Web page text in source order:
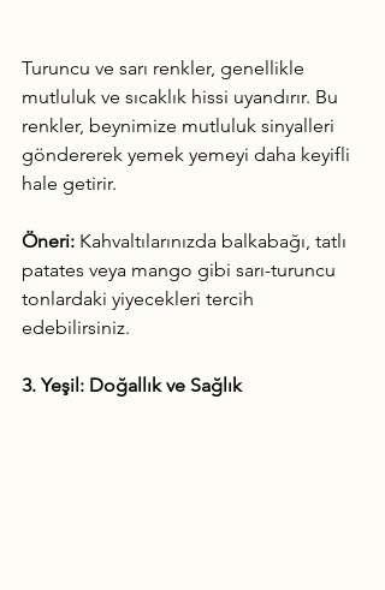
Turuncu ve sarı renkler, genellikle
mutluluk ve sıcaklık hissi uyandırır. Bu
renkler, beynimize mutluluk sinyalleri
göndererek yemek yemeyi daha keyifli
hale getirir.
Öneri: Kahvaltılarınızda balkabağı, tatlı
patates veya mango gibi sarı-turuncu
tonlardaki yiyecekleri tercih
edebilirsiniz.
3. Yeşil: Doğallık ve Sağlık